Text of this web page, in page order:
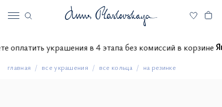
оплатить украшения в 4 этапа без комиссий в
главная все украшения все кольца на резинке